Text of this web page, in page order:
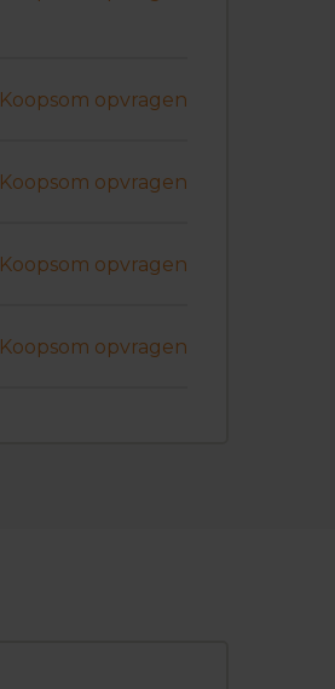
Koopsom opvragen
Koopsom opvragen
Koopsom opvragen
Koopsom opvragen